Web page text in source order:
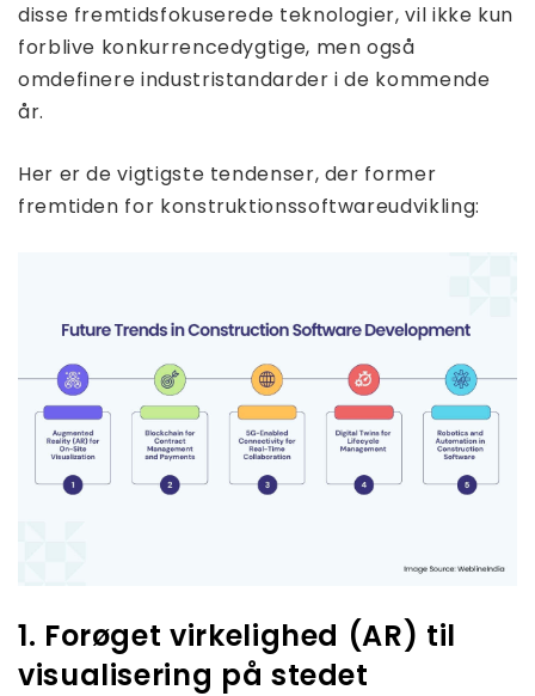
disse fremtidsfokuserede teknologier, vil ikke kun
forblive konkurrencedygtige, men også
omdefinere industristandarder i de kommende
år.
Her er de vigtigste tendenser, der former
fremtiden for konstruktionssoftwareudvikling:
1. Forøget virkelighed (AR) til
visualisering på stedet